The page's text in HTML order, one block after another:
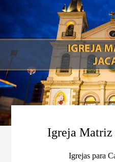
Igreja Matriz
Igrejas para